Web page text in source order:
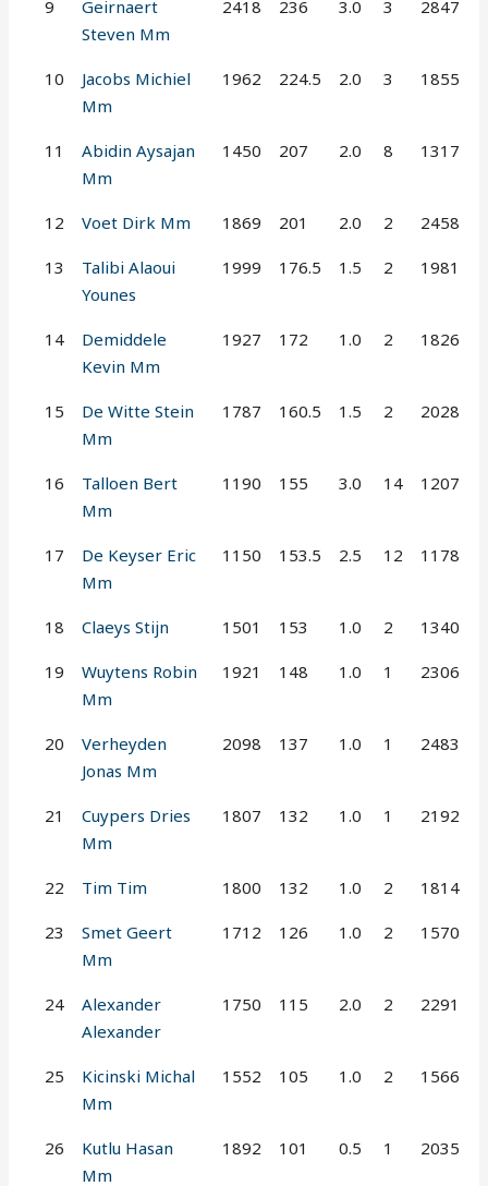
9
Geirnaert
Steven Mm
2418 236 3.0 3 2847
10
Jacobs Michiel
Mm
1962 224.5 2.0 3 1855
11
Abidin Aysajan
Mm
1450 207 2.0 8 1317
12 Voet Dirk Mm 1869 201 2.0 2 2458
13
Talibi Alaoui
Younes
1999 176.5 1.5 2 1981
14
Demiddele
Kevin Mm
1927 172 1.0 2 1826
15
De Witte Stein
Mm
1787 160.5 1.5 2 2028
16
Talloen Bert
Mm
1190 155 3.0 14 1207
17
De Keyser Eric
Mm
1150 153.5 2.5 12 1178
18 Claeys Stijn 1501 153 1.0 2 1340
19
Wuytens Robin
Mm
1921 148 1.0 1 2306
20
Verheyden
Jonas Mm
2098 137 1.0 1 2483
21
Cuypers Dries
Mm
1807 132 1.0 1 2192
22 Tim Tim 1800 132 1.0 2 1814
23
Smet Geert
Mm
1712 126 1.0 2 1570
24
Alexander
Alexander
1750 115 2.0 2 2291
25
Kicinski Michal
Mm
1552 105 1.0 2 1566
26
Kutlu Hasan
Mm
1892 101 0.5 1 2035